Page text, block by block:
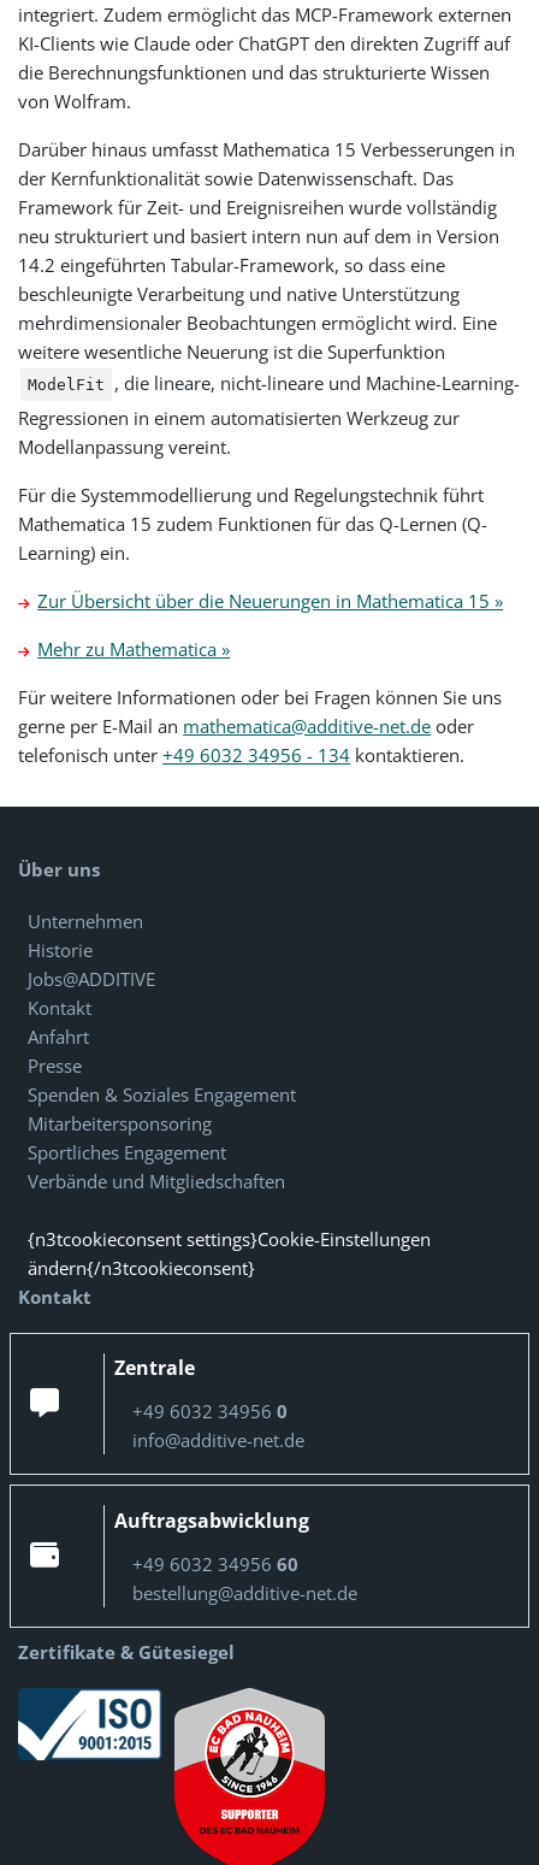
integriert. Zudem ermöglicht das MCP-Framework externen
KI-Clients wie Claude oder ChatGPT den direkten Zugriff auf
die Berechnungsfunktionen und das strukturierte Wissen
von Wolfram.
Darüber hinaus umfasst Mathematica 15 Verbesserungen in
der Kernfunktionalität sowie Datenwissenschaft. Das
Framework für Zeit- und Ereignisreihen wurde vollständig
neu strukturiert und basiert intern nun auf dem in Version
14.2 eingeführten Tabular-Framework, so dass eine
beschleunigte Verarbeitung und native Unterstützung
mehrdimensionaler Beobachtungen ermöglicht wird. Eine
weitere wesentliche Neuerung ist die Superfunktion
ModelFit
, die lineare, nicht-lineare und Machine-Learning-
Regressionen in einem automatisierten Werkzeug zur
Modellanpassung vereint.
Für die Systemmodellierung und Regelungstechnik führt
Mathematica 15 zudem Funktionen für das Q-Lernen (Q-
Learning) ein.
Zur Übersicht über die Neuerungen in Mathematica 15 »
Mehr zu Mathematica »
Für weitere Informationen oder bei Fragen können Sie uns
gerne per E-Mail an mathematica@additive-net.de oder
telefonisch unter+49 6032 34956 - 134 kontaktieren.
Über uns
Unternehmen
Historie
Jobs@ADDITIVE
Kontakt
Anfahrt
Presse
Spenden & Soziales Engagement
Mitarbeitersponsoring
Sportliches Engagement
Verbände und Mitgliedschaften
{n3tcookieconsent settings}Cookie-Einstellungen
ändern{/n3tcookieconsent}
Kontakt
Zentrale
+49 6032 34956 0
info@additive-net.de
Auftragsabwicklung
+49 6032 34956 60
bestellung@additive-net.de
Zertifikate & Gütesiegel